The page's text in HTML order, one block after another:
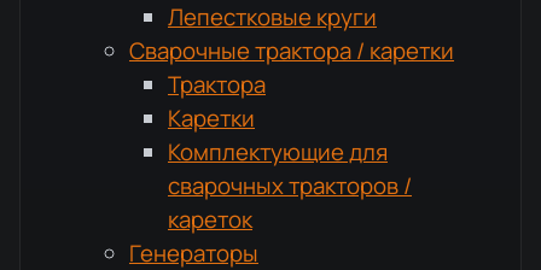
Лепестковые круги
Сварочные трактора / каретки
Трактора
Каретки
Комплектующие для
сварочных тракторов /
кареток
Генераторы